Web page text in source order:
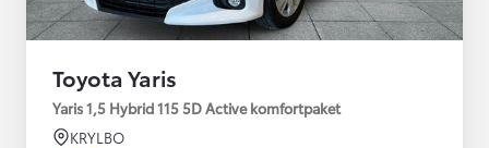
Toyota Yaris
Yaris 1,5 Hybrid 115 5D Active komfortpaket
KRYLBO